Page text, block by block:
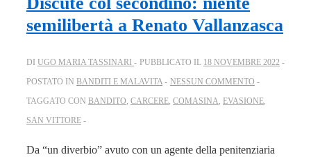
semilibertà a Renato Vallanzasca
DI UGO MARIA TASSINARI PUBBLICATO IL 18 NOVEMBRE 2022
POSTATO IN BANDITI E MALAVITA
NESSUN COMMENTO
TAGGATO CON BANDITO, CARCERE, COMASINA, EVASIONE,
SAN VITTORE
Da “un diverbio” avuto con un agente della penitenziaria